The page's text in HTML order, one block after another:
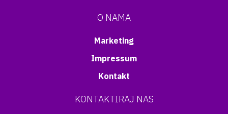
O NAMA
Marketing
Impressum
Kontakt
KONTAKTIRAJ NAS